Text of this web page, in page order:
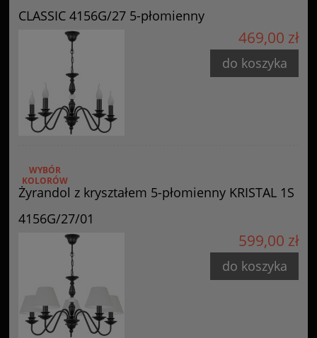
CLASSIC 4156G/27 5-płomienny
469,00 zł
do koszyka
Żyrandol z kryształem 5-płomienny KRISTAL 1S
4156G/27/01
WYBÓR
KOLORÓW
599,00 zł
do koszyka